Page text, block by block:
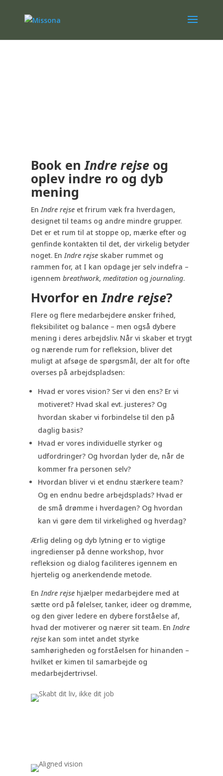
Book enIndre rejseog
oplev indre ro og dyb
mening
En Indre rejseet frirum væk fra hverdagen,
designet til teams og andre mindre grupper.
Det er et rum til at stoppe op, mærke efter og
genfinde kontakten til det, der virkelig betyder
noget. EnIndre rejseskaber rummet og
rammen for, at I kan opdage jer selv indefra –
igennem breathwork, meditationog journaling.
Hvorfor enIndre rejse?
Flere og flere medarbejdere ønsker frihed,
fleksibilitet og balance – men også dybere
mening i deres arbejdsliv. Når vi skaber et trygt
og nærende rum for refleksion, bliver det
muligt at afsøge de spørgsmål, der alt for ofte
overses på arbejdspladsen:
Hvad er vores vision? Ser vi den ens? Er vi
motiveret? Hvad skal evt. justeres? Og
hvordan skaber vi forbindelse til den på
daglig basis?
Hvad er vores individuelle styrker og
udfordringer? Og hvordan lyder de, når de
kommer fra personen selv?
Hvordan bliver vi et endnu stærkere team?
Og en endnu bedre arbejdsplads? Hvad er
de små drømme i hverdagen? Og hvordan
kan vi gøre dem til virkelighed og hverdag?
Ærlig deling og dyb lytning er to vigtige
ingredienser på denne workshop, hvor
refleksion og dialog faciliteres igennem en
hjertelig og anerkendende metode.
EnIndre rejsehjælper medarbejdere med at
sætte ord på følelser, tanker, ideer og drømme,
og den giver ledere en dybere forståelse af,
hvad der motiverer og nærer sit team. En Indre
rejsekan som intet andet styrke
samhørigheden og forståelsen for hinanden –
hvilket er kimen til samarbejde og
medarbejdertrivsel.